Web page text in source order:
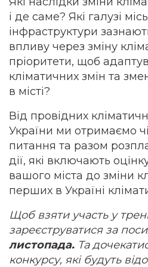
і де саме? Які галузі
інфраструктури
впливу через зміну
пріоритети, щоб
кліматичних змін та
в місті?
Від провідних
України ми отримаємо
питання та разом
дії, які включають
вашого міста до зміни
перших в Україні
Щоб взяти участь у
зареєструватися за
листопада. Та
конкурсу, які будуть